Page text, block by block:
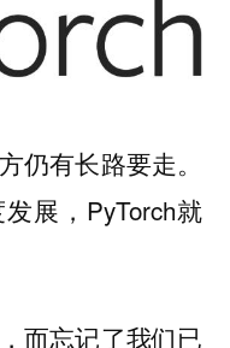
仍有长路要走。
展，PyTorch就
而忘记了我们已